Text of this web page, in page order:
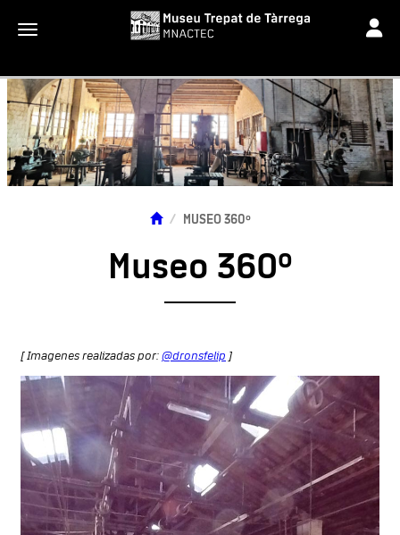
Toggle navigation
MUSEO 360º
Museo 360º
[ Imagenes realizadas por: @dronsfelip ]